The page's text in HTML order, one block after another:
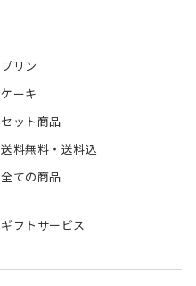
プリン
ケーキ
セット商品
送料無料・送料込
全ての商品
ギフトサービス